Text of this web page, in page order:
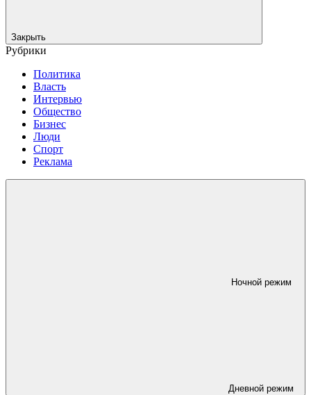
Закрыть
Рубрики
Политика
Власть
Интервью
Общество
Бизнес
Люди
Спорт
Реклама
Ночной режим
Дневной режим